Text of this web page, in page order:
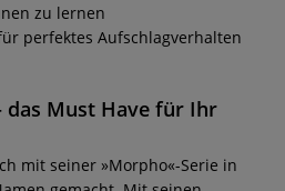
zu lernen
perfektes Aufschlagverhalten
das Must Have für Ihr
mit seiner »Morpho«-Serie in